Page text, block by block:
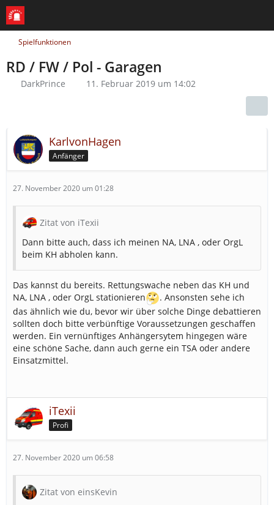
Spielfunktionen
RD / FW / Pol - Garagen
DarkPrince 11. Februar 2019 um 14:02
KarlvonHagen
Anfänger
27. November 2020 um 01:28
Zitat von iTexii
Dann bitte auch, dass ich meinen NA, LNA , oder OrgL
beim KH abholen kann.
Das kannst du bereits. Rettungswache neben das KH und
NA, LNA , oder OrgL stationieren
. Ansonsten sehe ich
das ähnlich wie du, bevor wir über solche Dinge debattieren
sollten doch bitte verbünftige Voraussetzungen geschaffen
werden. Ein vernünftiges Anhängersytem hingegen wäre
eine schöne Sache, dann auch gerne ein TSA oder andere
Einsatzmittel.
iTexii
Profi
27. November 2020 um 06:58
Zitat von einsKevin